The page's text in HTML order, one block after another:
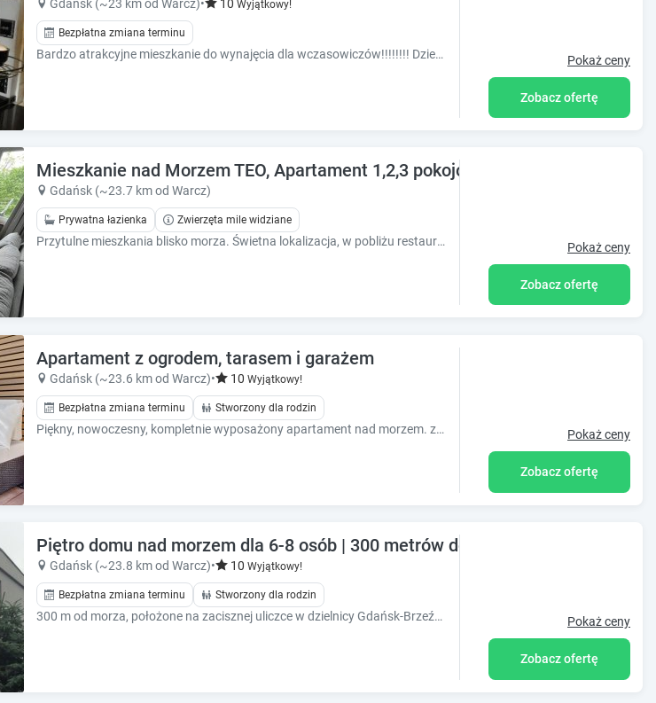
h
o
r
o
r
c
h
d
a
t
e
Gdańsk (~23 km od Warcz)• 10 Wyjątkowy!
Bezpłatna zmiana terminu
Bardzo atrakcyjne mieszkanie do wynajęcia dla wczasowiczów!!!!!!!! Dzielnica Przymorze - do morza 20 minut pieszo, samochodem 5 minu Pokaż ceny
Zobacz ofertę
Mieszkanie nad Morzem TEO, Apartament 1,2,3 pokojowy
Gdańsk (~23.7 km od Warcz)
Prywatna łazienka Zwierzęta mile widziane
Przytulne mieszkania blisko morza. Świetna lokalizacja, w pobliżu restauracje, sklepy. W mieszkaniach wszystkie sprzęty niezbędne w czasie wyjazdu. Pokaż ceny
Zobacz ofertę
Apartament z ogrodem, tarasem i garażem
Gdańsk (~23.6 km od Warcz)• 10 Wyjątkowy!
Bezpłatna zmiana terminu Stworzony dla rodzin
Piękny, nowoczesny, kompletnie wyposażony apartament nad morzem. z tarasem, ogrodem i bezpłatnym prywatnym miejscem parkingowym ] Fitnessklub Pokaż ceny
Zobacz ofertę
Piętro domu nad morzem dla 6-8 osób | 300 metrów do morza | Zaciszna
Gdańsk (~23.8 km od Warcz)• 10 Wyjątkowy!
Bezpłatna zmiana terminu Stworzony dla rodzin
300 m od morza, położone na zacisznej uliczce w dzielnicy Gdańsk-Brzeźno, dobrze skomunikowanej z centrum. Sklepy i knajpki parki w pobliżu. Pokaż ceny
Zobacz ofertę